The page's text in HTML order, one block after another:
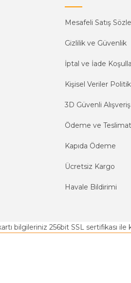
Mesafeli Satış
Gizlilik ve Güvenlik
İptal ve İade
Kişisel Veriler
3D Güvenli Alışveriş
Ödeme ve Teslimat
Kapıda Ödeme
Ücretsiz Kargo
Havale Bildirimi
bilgileriniz 256bit SSL sertifikası ile